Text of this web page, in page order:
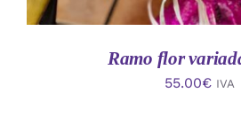
Ramo flor
55.00€ IVA